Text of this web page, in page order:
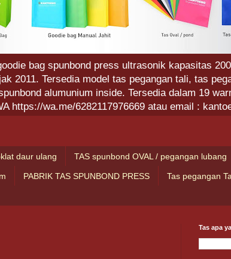
bag spunbond press ultrasonik kapasitas
2011. Tersedia model tas pegangan tali, tas
alumunium inside. Tersedia dalam 19
https://wa.me/6282117976669 atau email :
daur ulang TAS spunbond OVAL / pegangan lubang
PABRIK TAS SPUNBOND PRESS Tas pegangan
Tas apa